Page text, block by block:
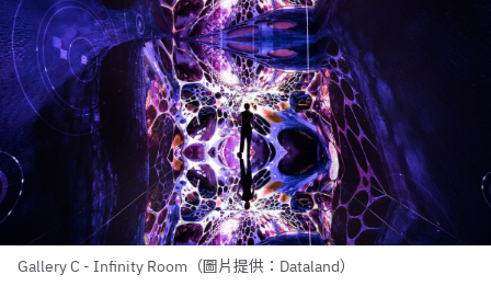
Gallery C - Infinity Room（圖片提供：Dataland）